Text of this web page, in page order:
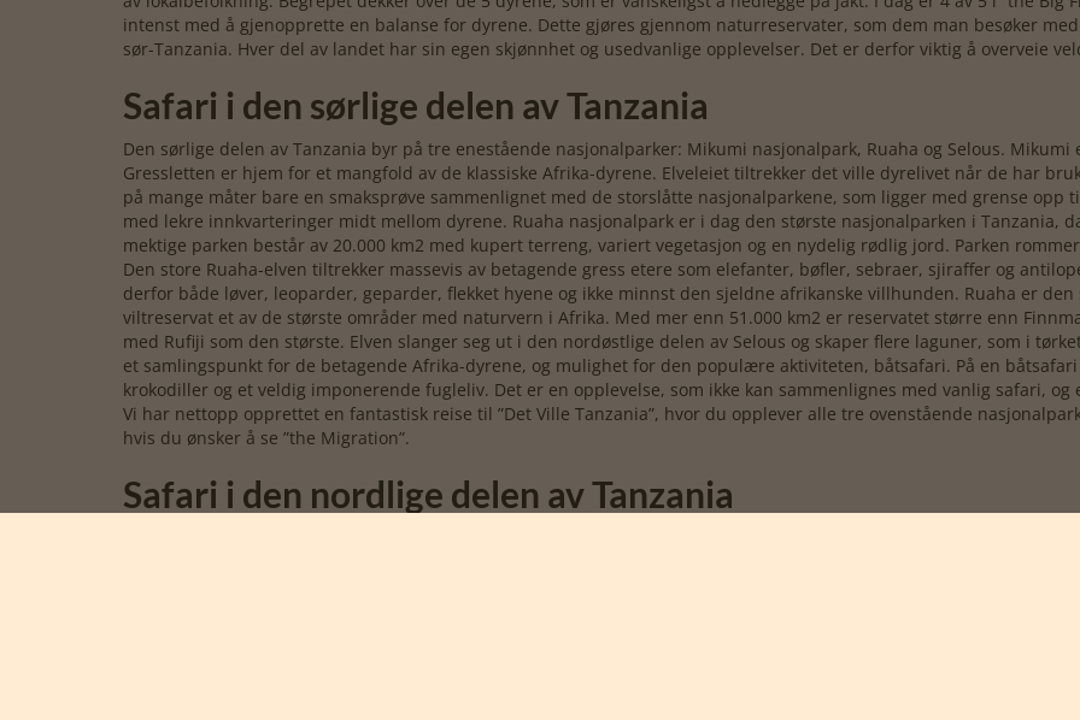
intenst med å gjenopprette en balanse for dyrene. Dette gjøres gjennom naturreservater, som dem man besøker
sør-Tanzania. Hver del av landet har sin egen skjønnhet og usedvanlige opplevelser. Det er derfor viktig å overveie
Safari i den sørlige delen av Tanzania
Den sørlige delen av Tanzania byr på tre enestående nasjonalparker: Mikumi nasjonalpark, Ruaha og Selous.
Gressletten er hjem for et mangfold av de klassiske Afrika-dyrene. Elveleiet tiltrekker det ville dyrelivet når de har
på mange måter bare en smaksprøve sammenlignet med de storslåtte nasjonalparkene, som ligger med grense
med lekre innkvarteringer midt mellom dyrene. Ruaha nasjonalpark er i dag den største nasjonalparken i Tanzania,
mektige parken består av 20.000 km2 med kupert terreng, variert vegetasjon og en nydelig rødlig jord. Parken
Den store Ruaha-elven tiltrekker massevis av betagende gress etere som elefanter, bøfler, sebraer, sjiraffer og
derfor både løver, leoparder, geparder, flekket hyene og ikke minnst den sjeldne afrikanske villhunden. Ruaha er
viltreservat et av de største områder med naturvern i Afrika. Med mer enn 51.000 km2 er reservatet større enn
med Rufiji som den største. Elven slanger seg ut i den nordøstlige delen av Selous og skaper flere laguner, som i
et samlingspunkt for de betagende Afrika-dyrene, og mulighet for den populære aktiviteten, båtsafari. På en
krokodiller og et veldig imponerende fugleliv. Det er en opplevelse, som ikke kan sammenlignes med vanlig safari,
Vi har nettopp opprettet en fantastisk reise til ”Det Ville Tanzania”, hvor du opplever alle tre ovenstående
hvis du ønsker å se ”the Migration”.
Safari i den nordlige delen av Tanzania